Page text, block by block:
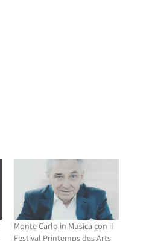
Monte Carlo in Musica con il
Festival Printemps des Arts